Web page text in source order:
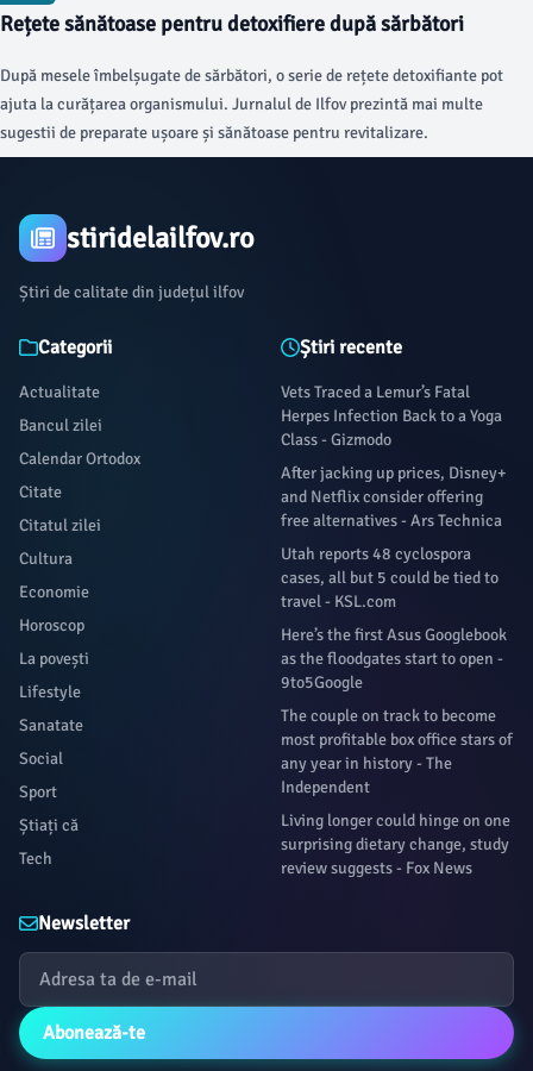
Rețete sănătoase pentru detoxifiere după sărbători
După mesele îmbelșugate de sărbători, o serie de rețete detoxifiante pot
ajuta la curățarea organismului. Jurnalul de Ilfov prezintă mai multe
sugestii de preparate ușoare și sănătoase pentru revitalizare.
stiridelailfov.ro
Știri de calitate din județul ilfov
Categorii
Actualitate
Bancul zilei
Calendar Ortodox
Citate
Citatul zilei
Cultura
Economie
Horoscop
La povești
Lifestyle
Sanatate
Social
Sport
Știați că
Tech
Știri recente
Vets Traced a Lemur’s Fatal
Herpes Infection Back to a Yoga
Class - Gizmodo
After jacking up prices, Disney+
and Netflix consider offering
free alternatives - Ars Technica
Utah reports 48 cyclospora
cases, all but 5 could be tied to
travel - KSL.com
Here’s the first Asus Googlebook
as the floodgates start to open -
9to5Google
The couple on track to become
most profitable box office stars of
any year in history - The
Independent
Living longer could hinge on one
surprising dietary change, study
review suggests - Fox News
Newsletter
Abonează-te